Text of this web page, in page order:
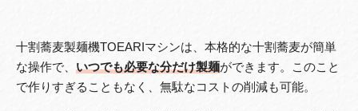
十割蕎麦製麺機TOEARIマシンは、本格的な十割蕎麦が簡単
な操作で、 いつでも必要な分だけ製麺ができます。このこと
で作りすぎることもなく、無駄なコストの削減も可能。